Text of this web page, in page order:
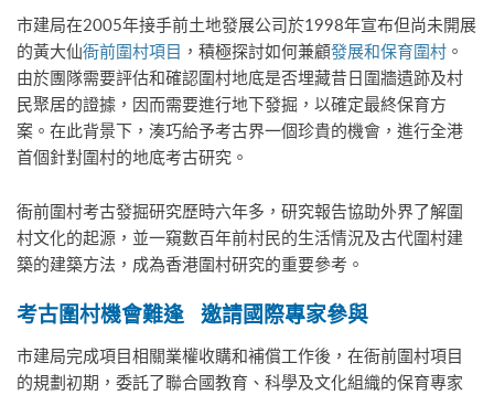
市建局在2005年接手前土地發展公司於1998年宣布但尚未開展
的黃大仙衙前圍村項目 ，積極探討如何兼顧發展和保育圍村 。
由於團隊需要評估和確認圍村地底是否埋藏昔日圍牆遺跡及村
民聚居的證據，因而需要進行地下發掘，以確定最終保育方
案。在此背景下，湊巧給予考古界一個珍貴的機會，進行全港
首個針對圍村的地底考古研究。
衙前圍村考古發掘研究歷時六年多，研究報告協助外界了解圍
村文化的起源，並一窺數百年前村民的生活情況及古代圍村建
築的建築方法，成為香港圍村研究的重要參考。
考古圍村機會難逢 邀請國際專家參與
市建局完成項目相關業權收購和補償工作後，在衙前圍村項目
的規劃初期，委託了聯合國教育、科學及文化組織的保育專家